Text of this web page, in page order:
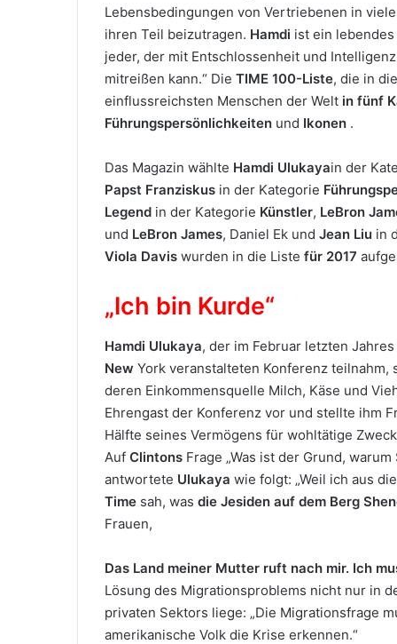
Lebensbedingungen von Vertriebenen in
ihren Teil beizutragen. Hamdi ist ein
jeder, der mit Entschlossenheit und Intelligenz
mitreißen kann.“ Die TIME 100-Liste, die in
einflussreichsten Menschen der Welt in fünf
Führungspersönlichkeiten und Ikonen .
Das Magazin wählte Hamdi Ulukayain der
Papst Franziskus in der Kategorie
Legend in der Kategorie Künstler, LeBron
und LeBron James, Daniel Ek und Jean Liu in
Viola Davis wurden in die Liste für 2017
„Ich bin Kurde“
Hamdi Ulukaya, der im Februar letzten
New York veranstalteten Konferenz teilnahm,
deren Einkommensquelle Milch, Käse und
Ehrengast der Konferenz vor und stellte ihm
Hälfte seines Vermögens für wohltätige
Auf Clintons Frage „Was ist der Grund,
antwortete Ulukaya wie folgt: „Weil ich aus
Time sah, was die Jesiden auf dem Berg
Frauen,
Das Land meiner Mutter ruft nach mir. Ich
Lösung des Migrationsproblems nicht nur in
privaten Sektors liege: „Die Migrationsfrage
amerikanische Volk die Krise erkennen.“